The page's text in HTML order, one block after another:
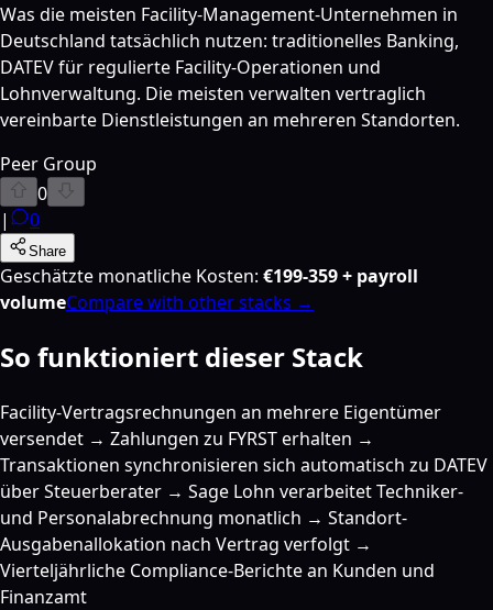
Was die meisten Facility-Management-Unternehmen in
Deutschland tatsächlich nutzen: traditionelles Banking,
DATEV für regulierte Facility-Operationen und
Lohnverwaltung. Die meisten verwalten vertraglich
vereinbarte Dienstleistungen an mehreren Standorten.
Peer Group
0
|
0
Share
Geschätzte monatliche Kosten: €199-359 + payroll
volumeCompare with other stacks →
So funktioniert dieser Stack
Facility-Vertragsrechnungen an mehrere Eigentümer
versendet → Zahlungen zu FYRST erhalten →
Transaktionen synchronisieren sich automatisch zu DATEV
über Steuerberater → Sage Lohn verarbeitet Techniker-
und Personalabrechnung monatlich → Standort-
Ausgabenallokation nach Vertrag verfolgt →
Vierteljährliche Compliance-Berichte an Kunden und
Finanzamt